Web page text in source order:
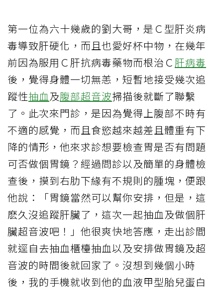
第一位為六十幾歲的劉大哥，是Ｃ型肝炎病
毒導致肝硬化，而且也愛好杯中物，在幾年
前因為服用Ｃ肝抗病毒藥物而根治Ｃ 肝病毒
後，覺得身體一切無恙，短暫地接受幾次追
蹤性抽血及腹部超音波掃描後就斷了聯繫
了。此次來門診，是因為覺得上腹部不時有
不適的感覺，而且食慾越來越差且體重有下
降的情形，他來求診想要檢查胃是否有問題
可否做個胃鏡？經過問診以及簡單的身體檢
查後，摸到右肋下緣有不規則的腫塊，便跟
他說：「胃鏡當然可以幫你安排，但是，這
麽久沒追蹤肝臟了，這次一起抽血及做個肝
臟超音波吧！」他很爽快地答應，走出診間
就逕自去抽血櫃檯抽血以及安排做胃鏡及超
音波的時間後就回家了。沒想到幾個小時
後，我的手機就收到他的血液甲型胎兒蛋白